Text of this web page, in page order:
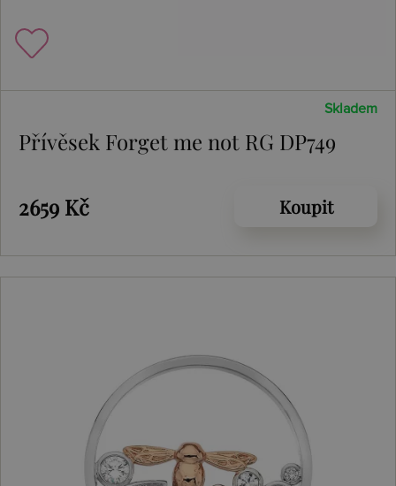
Skladem
Přívěsek Forget me not RG DP749
2659 Kč Koupit